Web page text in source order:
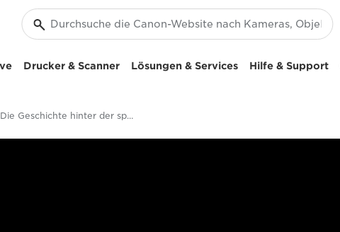
Drucker & Scanner Lösungen & Services Hilfe & Support
Die Geschichte hinter der spontanen Dokumentaraufnahme von Mashid Mohadjerin